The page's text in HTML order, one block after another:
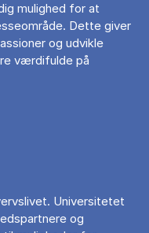
mulighed for at
Dette giver
og udvikle
værdifulde på
Universitetet
og